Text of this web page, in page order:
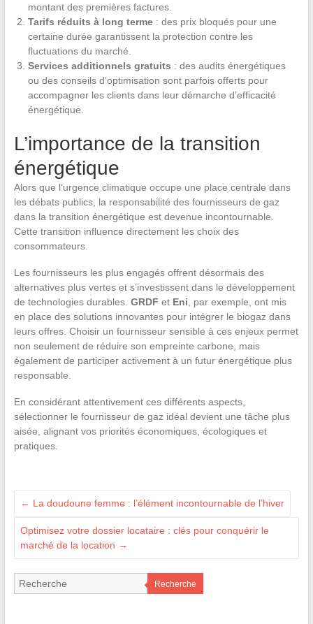
montant des premières factures.
Tarifs réduits à long terme: des prix bloqués pour une
certaine durée garantissent la protection contre les
fluctuations du marché.
Services additionnels gratuits : des audits énergétiques
ou des conseils d’optimisation sont parfois offerts pour
accompagner les clients dans leur démarche d’efficacité
énergétique.
L’importance de la transition
énergétique
Alors que l’urgence climatique occupe une place centrale dans
les débats publics, la responsabilité des fournisseurs de gaz
dans la transition énergétique est devenue incontournable.
Cette transition influence directement les choix des
consommateurs.
Les fournisseurs les plus engagés offrent désormais des
alternatives plus vertes et s’investissent dans le développement
de technologies durables. GRDF et Eni , par exemple, ont mis
en place des solutions innovantes pour intégrer le biogaz dans
leurs offres. Choisir un fournisseur sensible à ces enjeux permet
non seulement de réduire son empreinte carbone, mais
également de participer activement à un futur énergétique plus
responsable.
En considérant attentivement ces différents aspects,
sélectionner le fournisseur de gaz idéal devient une tâche plus
aisée, alignant vos priorités économiques, écologiques et
pratiques.
← La doudoune femme : l’élément incontournable de l’hiver
Optimisez votre dossier locataire : clés pour conquérir le
marché de la location →
Recherche